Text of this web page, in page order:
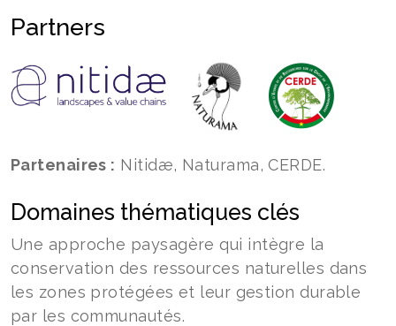
Partners
Partenaires : Nitidæ, Naturama, CERDE.
Domaines thématiques clés
Une approche paysagère qui intègre la
conservation des ressources naturelles dans
les zones protégées et leur gestion durable
par les communautés.